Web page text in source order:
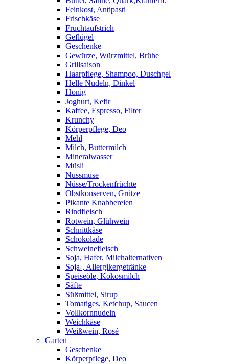
Feinkost, Antipasti
Frischkäse
Fruchtaufstrich
Geflügel
Geschenke
Gewürze, Würzmittel, Brühe
Grillsaison
Haarpflege, Shampoo, Duschgel
Helle Nudeln, Dinkel
Honig
Joghurt, Kefir
Kaffee, Espresso, Filter
Krunchy
Körperpflege, Deo
Mehl
Milch, Buttermilch
Mineralwasser
Müsli
Nussmuse
Nüsse/Trockenfrüchte
Obstkonserven, Grütze
Pikante Knabbereien
Rindfleisch
Rotwein, Glühwein
Schnittkäse
Schokolade
Schweinefleisch
Soja, Hafer, Milchalternativen
Soja-, Allergikergetränke
Speiseöle, Kokosmilch
Säfte
Süßmittel, Sirup
Tomatiges, Ketchup, Saucen
Vollkornnudeln
Weichkäse
Weißwein, Rosé
Garten
Geschenke
Körperpflege, Deo